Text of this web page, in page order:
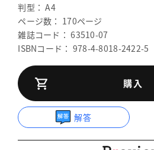
判型： A4
ページ数： 170ページ
雑誌コード： 63510-07
ISBNコード： 978-4-8018-2422-5
購入
解答